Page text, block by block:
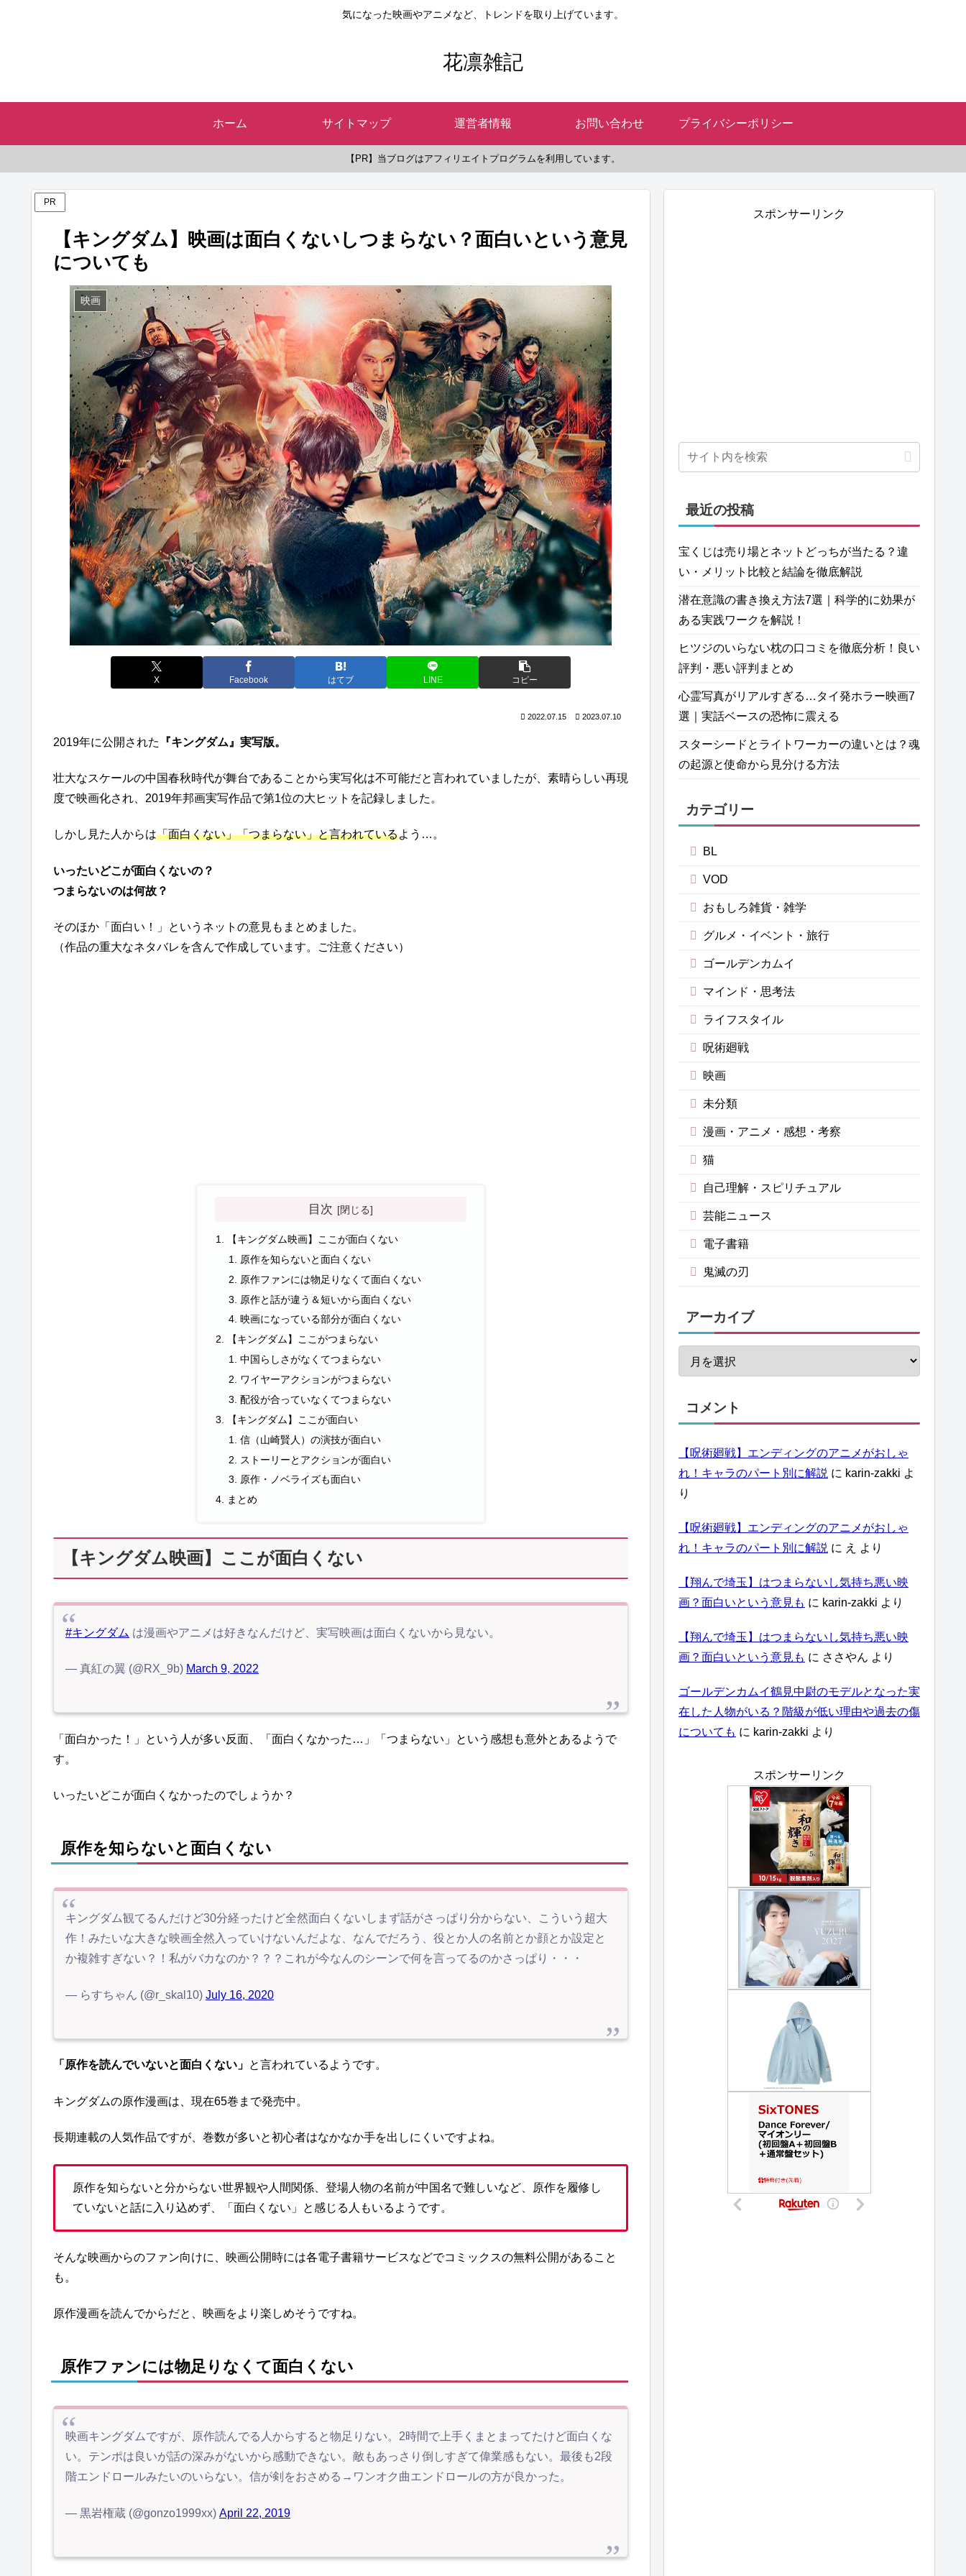
気になった映画やアニメなど、トレンドを取り上げています。
花凛雑記
ホーム サイトマップ 運営者情報 お問い合わせ プライバシーポリシー
【PR】当ブログはアフィリエイトプログラムを利用しています。
PR
【キングダム】映画は面白くないしつまらない？面白いという意見
についても
映画
X Facebook はてブ LINE コピー
2022.07.15 2023.07.10
2019年に公開された 『キングダム』実写版。
壮大なスケールの中国春秋時代が舞台であることから実写化は不可能だと言われていましたが、素晴らしい再現
度で映画化され、2019年邦画実写作品で第1位の大ヒットを記録しました。
しかし見た人からは「面白くない」「つまらない」と言われているよう…。
いったいどこが面白くないの？
つまらないのは何故？
そのほか「面白い！」というネットの意見もまとめました。
（作品の重大なネタバレを含んで作成しています。ご注意ください）
目次
【キングダム映画】ここが面白くない
原作を知らないと面白くない
原作ファンには物足りなくて面白くない
原作と話が違う＆短いから面白くない
映画になっている部分が面白くない
【キングダム】ここがつまらない
中国らしさがなくてつまらない
ワイヤーアクションがつまらない
配役が合っていなくてつまらない
【キングダム】ここが面白い
信（山崎賢人）の演技が面白い
ストーリーとアクションが面白い
原作・ノベライズも面白い
まとめ
【キングダム映画】ここが面白くない
#キングダム は漫画やアニメは好きなんだけど、実写映画は面白くないから見ない。
— 真紅の翼 (@RX_9b) March 9, 2022
「面白かった！」という人が多い反面、「面白くなかった…」「つまらない」という感想も意外とあるようで
す。
いったいどこが面白くなかったのでしょうか？
原作を知らないと面白くない
キングダム観てるんだけど30分経ったけど全然面白くないしまず話がさっぱり分からない、こういう超大
作！みたいな大きな映画全然入っていけないんだよな、なんでだろう、役とか人の名前とか顔とか設定と
か複雑すぎない？！私がバカなのか？？？これが今なんのシーンで何を言ってるのかさっぱり・・・
— らすちゃん (@r_skal10) July 16, 2020
「原作を読んでいないと面白くない」 と言われているようです。
キングダムの原作漫画は、現在65巻まで発売中。
長期連載の人気作品ですが、巻数が多いと初心者はなかなか手を出しにくいですよね。
原作を知らないと分からない世界観や人間関係、登場人物の名前が中国名で難しいなど、原作を履修し
ていないと話に入り込めず、「面白くない」と感じる人もいるようです。
そんな映画からのファン向けに、映画公開時には各電子書籍サービスなどでコミックスの無料公開があること
も。
原作漫画を読んでからだと、映画をより楽しめそうですね。
原作ファンには物足りなくて面白くない
映画キングダムですが、原作読んでる人からすると物足りない。2時間で上手くまとまってたけど面白くな
い。テンポは良いが話の深みがないから感動できない。敵もあっさり倒しすぎて偉業感もない。最後も2段
階エンドロールみたいのいらない。信が剣をおさめる→ワンオク曲エンドロールの方が良かった。
— 黒岩権蔵 (@gonzo1999xx) April 22, 2019
スポンサーリンク
最近の投稿
宝くじは売り場とネットどっちが当たる？違
い・メリット比較と結論を徹底解説
潜在意識の書き換え方法7選｜科学的に効果が
ある実践ワークを解説！
ヒツジのいらない枕の口コミを徹底分析！良い
評判・悪い評判まとめ
心霊写真がリアルすぎる…タイ発ホラー映画7
選｜実話ベースの恐怖に震える
スターシードとライトワーカーの違いとは？魂
の起源と使命から見分ける方法
カテゴリー
BL
VOD
おもしろ雑貨・雑学
グルメ・イベント・旅行
ゴールデンカムイ
マインド・思考法
ライフスタイル
呪術廻戦
映画
未分類
漫画・アニメ・感想・考察
猫
自己理解・スピリチュアル
芸能ニュース
電子書籍
鬼滅の刃
アーカイブ
コメント
【呪術廻戦】エンディングのアニメがおしゃ
れ！キャラのパート別に解説 に karin-zakki よ
り
【呪術廻戦】エンディングのアニメがおしゃ
れ！キャラのパート別に解説 に え より
【翔んで埼玉】はつまらないし気持ち悪い映
画？面白いという意見も に karin-zakki より
【翔んで埼玉】はつまらないし気持ち悪い映
画？面白いという意見も に ささやん より
ゴールデンカムイ鶴見中尉のモデルとなった実
在した人物がいる？階級が低い理由や過去の傷
についても に karin-zakki より
スポンサーリンク